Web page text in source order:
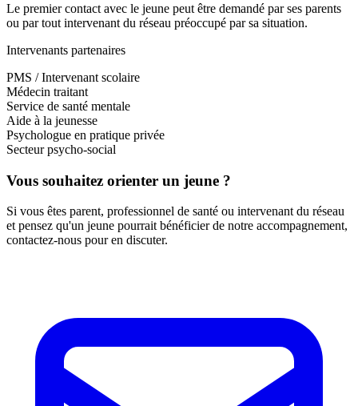
Le premier contact avec le jeune peut être demandé par ses parents
ou par tout intervenant du réseau préoccupé par sa situation.
Intervenants partenaires
PMS / Intervenant scolaire
Médecin traitant
Service de santé mentale
Aide à la jeunesse
Psychologue en pratique privée
Secteur psycho-social
Vous souhaitez orienter un jeune ?
Si vous êtes parent, professionnel de santé ou intervenant du réseau
et pensez qu'un jeune pourrait bénéficier de notre accompagnement,
contactez-nous pour en discuter.